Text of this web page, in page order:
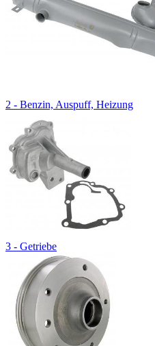
2 - Benzin, Auspuff, Heizung
3 - Getriebe